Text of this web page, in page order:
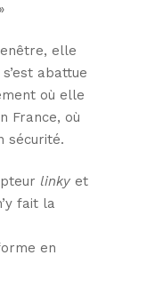
elle
abattue
où elle
France, où
sécurité.
linky et
fait la
en